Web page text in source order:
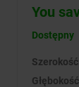
You
Dostępny